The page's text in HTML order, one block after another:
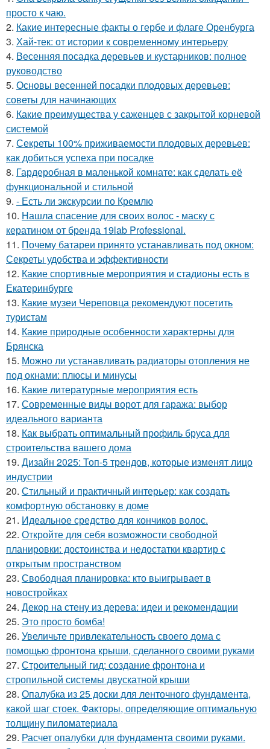
просто к чаю.
2. Какие интересные факты о гербе и флаге Оренбурга
3. Хай-тек: от истории к современному интерьеру
4. Весенняя посадка деревьев и кустарников: полное
руководство
5. Основы весенней посадки плодовых деревьев:
советы для начинающих
6. Какие преимущества у саженцев с закрытой корневой
системой
7. Секреты 100% приживаемости плодовых деревьев:
как добиться успеха при посадке
8. Гардеробная в маленькой комнате: как сделать её
функциональной и стильной
9. - Есть ли экскурсии по Кремлю
10. Нашла спасение для своих волос - маску с
кератином от бренда 19lab Professional.
11. Почему батареи принято устанавливать под окном:
Секреты удобства и эффективности
12. Какие спортивные мероприятия и стадионы есть в
Екатеринбурге
13. Какие музеи Череповца рекомендуют посетить
туристам
14. Какие природные особенности характерны для
Брянска
15. Можно ли устанавливать радиаторы отопления не
под окнами: плюсы и минусы
16. Какие литературные мероприятия есть
17. Современные виды ворот для гаража: выбор
идеального варианта
18. Как выбрать оптимальный профиль бруса для
строительства вашего дома
19. Дизайн 2025: Топ-5 трендов, которые изменят лицо
индустрии
20. Стильный и практичный интерьер: как создать
комфортную обстановку в доме
21. Идеальное средство для кончиков волос.
22. Откройте для себя возможности свободной
планировки: достоинства и недостатки квартир с
открытым пространством
23. Свободная планировка: кто выигрывает в
новостройках
24. Декор на стену из дерева: идеи и рекомендации
25. Это просто бомба!
26. Увеличьте привлекательность своего дома с
помощью фронтона крыши, сделанного своими руками
27. Строительный гид: создание фронтона и
стропильной системы двускатной крыши
28. Опалубка из 25 доски для ленточного фундамента,
какой шаг стоек. Факторы, определяющие оптимальную
толщину пиломатериала
29. Расчет опалубки для фундамента своими руками.